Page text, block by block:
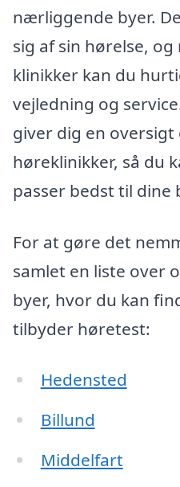
nærliggende byer.
sig af sin hørelse,
klinikker kan du
vejledning og
giver dig en
høreklinikker, så du
passer bedst til dine
For at gøre det
samlet en liste over
byer, hvor du kan
tilbyder høretest:
Hedensted
Billund
Middelfart